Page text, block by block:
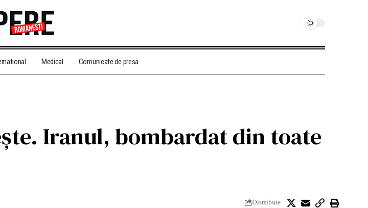
Medical Comunicate de presa
Iranul, bombardat din toate
Distribuie